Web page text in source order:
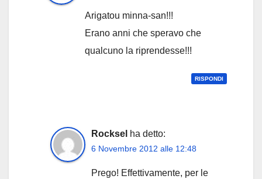
Arigatou minna-san!!!
Erano anni che speravo che
qualcuno la riprendesse!!!
RISPONDI
Rocksel ha detto:
6 Novembre 2012 alle 12:48
Prego! Effettivamente, per le